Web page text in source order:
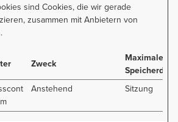
sind Cookies, die wir gerade
zusammen mit Anbietern von
Zweck
Maximale
Anstehend Sitzung